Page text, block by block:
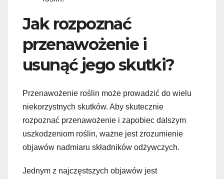
Jak rozpoznać
przenawożenie i
usunąć jego skutki?
Przenawożenie roślin może prowadzić do wielu
niekorzystnych skutków. Aby skutecznie
rozpoznać przenawożenie i zapobiec dalszym
uszkodzeniom roślin, ważne jest zrozumienie
objawów nadmiaru składników odżywczych.
Jednym z najczęstszych objawów jest